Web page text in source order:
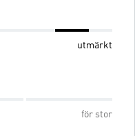
utmärkt
för stor